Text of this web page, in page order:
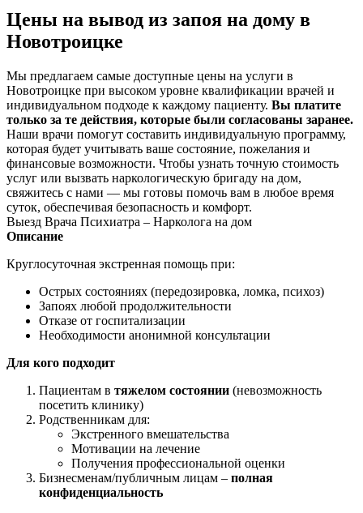
Цены на вывод из запоя на дому в
Новотроицке
Мы предлагаем самые доступные цены на услуги в
Новотроицке при высоком уровне квалификации врачей и
индивидуальном подходе к каждому пациенту. Вы платите
только за те действия, которые были согласованы заранее.
Наши врачи помогут составить индивидуальную программу,
которая будет учитывать ваше состояние, пожелания и
финансовые возможности. Чтобы узнать точную стоимость
услуг или вызвать наркологическую бригаду на дом,
свяжитесь с нами — мы готовы помочь вам в любое время
суток, обеспечивая безопасность и комфорт.
Выезд Врача Психиатра – Нарколога на дом
Описание
Круглосуточная экстренная помощь при:
Острых состояниях (передозировка, ломка, психоз)
Запоях любой продолжительности
Отказе от госпитализации
Необходимости анонимной консультации
Для кого подходит
Пациентам в тяжелом состоянии (невозможность
посетить клинику)
Родственникам для:
Экстренного вмешательства
Мотивации на лечение
Получения профессиональной оценки
Бизнесменам/публичным лицам – полная
конфиденциальность